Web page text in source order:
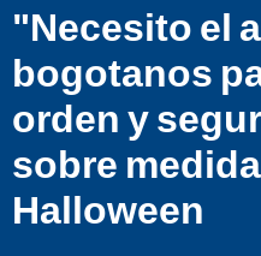
"Necesito el
bogotanos
orden y
sobre
Halloween